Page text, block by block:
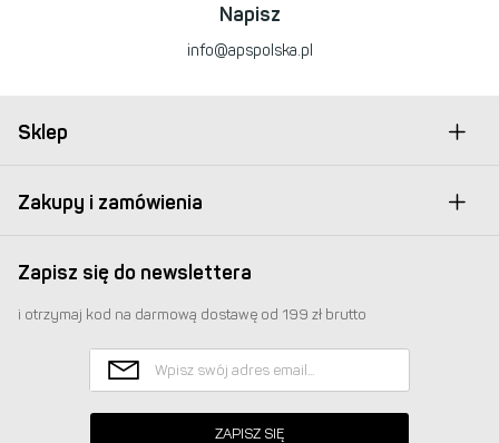
Napisz
info@apspolska.pl
Sklep
Zakupy i zamówienia
Zapisz się do newslettera
i otrzymaj kod na darmową dostawę od 199 zł brutto
ZAPISZ SIĘ